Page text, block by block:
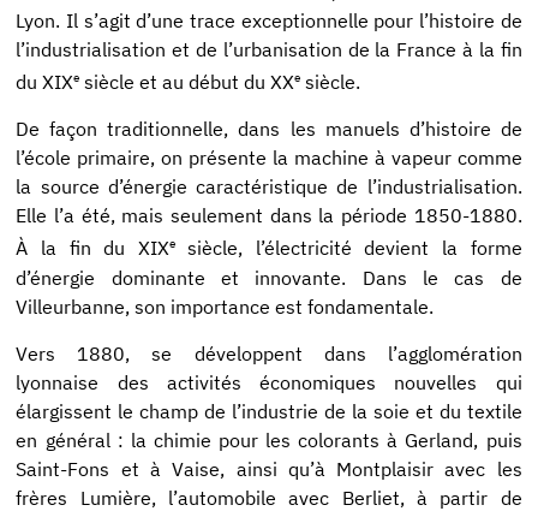
Lyon. Il s’agit d’une trace exceptionnelle pour l’histoire de
l’industrialisation et de l’urbanisation de la France à la fin
du XIXe siècle et au début du XXe siècle.
De façon traditionnelle, dans les manuels d’histoire de
l’école primaire, on présente la machine à vapeur comme
la source d’énergie caractéristique de l’industrialisation.
Elle l’a été, mais seulement dans la période 1850-1880.
À la fin du XIXesiècle, l’électricité devient la forme
d’énergie dominante et innovante. Dans le cas de
Villeurbanne, son importance est fondamentale.
Vers 1880, se développent dans l’agglomération
lyonnaise des activités économiques nouvelles qui
élargissent le champ de l’industrie de la soie et du textile
en général : la chimie pour les colorants à Gerland, puis
Saint-Fons et à Vaise, ainsi qu’à Montplaisir avec les
frères Lumière, l’automobile avec Berliet, à partir de